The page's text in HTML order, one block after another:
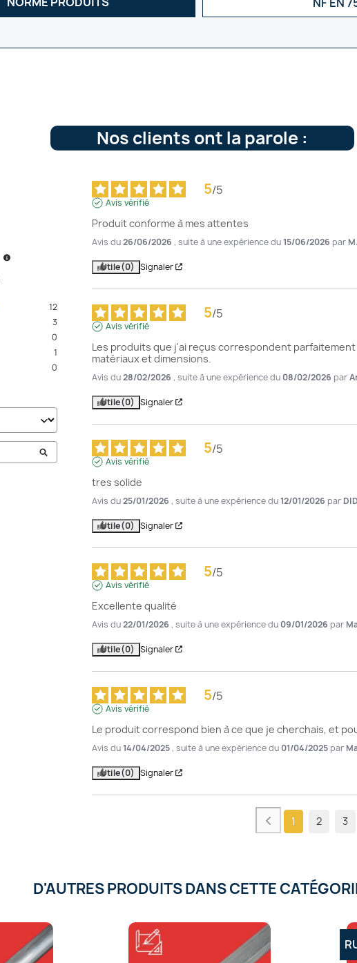
Nos clients ont la parole :
12
3
0
1
0
5/5
Avis vérifié
Produit conforme à mes attentes
Avis du26/06/2026 , suite à une expérience du15/06/2026 par
Utile(0) Signaler
5/5
Avis vérifié
Les produits que j'ai reçus correspondent
matériaux et dimensions.
Avis du28/02/2026 , suite à une expérience du 08/02/2026 par
Utile(0) Signaler
5/5
Avis vérifié
tres solide
Avis du25/01/2026 , suite à une expérience du12/01/2026 par
Utile(0) Signaler
5/5
Avis vérifié
Excellente qualité
Avis du22/01/2026 , suite à une expérience du 09/01/2026 par
Utile(0) Signaler
5/5
Avis vérifié
Le produit correspond bien à ce que je cherchais, et
Avis du14/04/2025, suite à une expérience du 01/04/2025 par
Utile(0) Signaler
1 2 3
D'AUTRES PRODUITS DANS CETTE